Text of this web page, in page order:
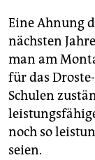
Eine Ahnung
nächsten
man am
für das
Schulen
noch so
seien.